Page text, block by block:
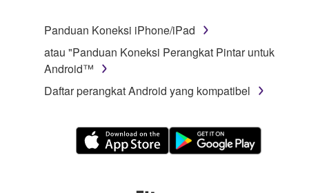
Panduan Koneksi iPhone/iPad
atau "Panduan Koneksi Perangkat Pintar untuk
Android™
Daftar perangkat Android yang kompatibel